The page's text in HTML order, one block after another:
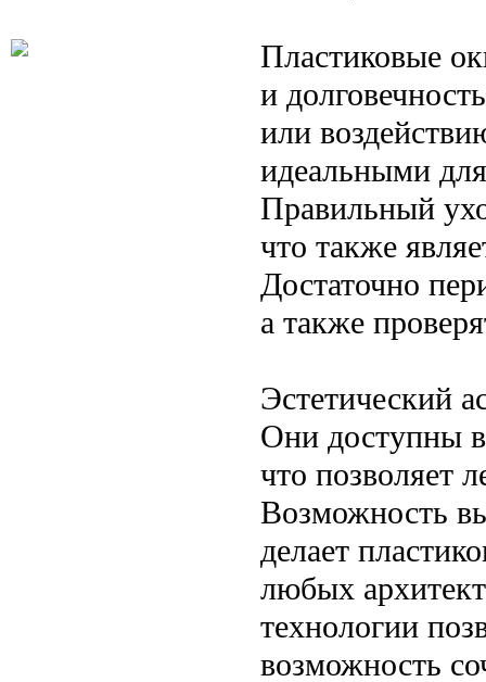
Пластиковые
и
или
идеальными
Правильный
что также
Достаточно
а также
Эстетический
Они доступны
что позволяет
Возможность
делает
любых
технологии
возможность